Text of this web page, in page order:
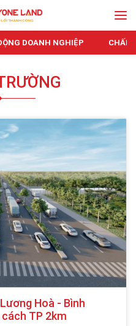
DOANH NGHIỆP CHẤP
Hoà - Bình
TP 2km